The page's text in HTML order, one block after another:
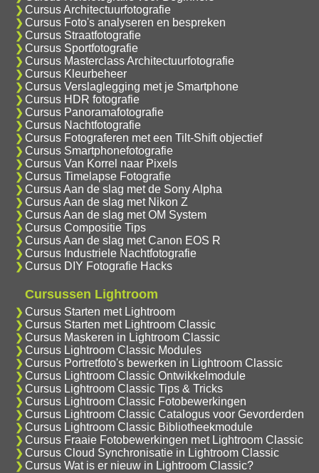
Cursus Architectuurfotografie
Cursus Foto's analyseren en bespreken
Cursus Straatfotografie
Cursus Sportfotografie
Cursus Masterclass Architectuurfotografie
Cursus Kleurbeheer
Cursus Verslaglegging met je Smartphone
Cursus HDR fotografie
Cursus Panoramafotografie
Cursus Nachtfotografie
Cursus Fotograferen met een Tilt-Shift objectief
Cursus Smartphonefotografie
Cursus Van Korrel naar Pixels
Cursus Timelapse Fotografie
Cursus Aan de slag met de Sony Alpha
Cursus Aan de slag met Nikon Z
Cursus Aan de slag met OM System
Cursus Compositie Tips
Cursus Aan de slag met Canon EOS R
Cursus Industriele Nachtfotografie
Cursus DIY Fotografie Hacks
Cursussen Lightroom
Cursus Starten met Lightroom
Cursus Starten met Lightroom Classic
Cursus Maskeren in Lightroom Classic
Cursus Lightroom Classic Modules
Cursus Portretfoto's bewerken in Lightroom Classic
Cursus Lightroom Classic Ontwikkelmodule
Cursus Lightroom Classic Tips & Tricks
Cursus Lightroom Classic Fotobewerkingen
Cursus Lightroom Classic Catalogus voor Gevorderden
Cursus Lightroom Classic Bibliotheekmodule
Cursus Fraaie Fotobewerkingen met Lightroom Classic
Cursus Cloud Synchronisatie in Lightroom Classic
Cursus Wat is er nieuw in Lightroom Classic?